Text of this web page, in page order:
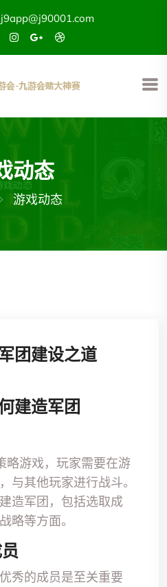
j9app@j90001.com
动态
游戏动态
团建设之道
建造军团
略游戏，玩家需要在游
与其他玩家进行战斗。
造军团，包括选取成
略等方面。
秀的成员是至关重要